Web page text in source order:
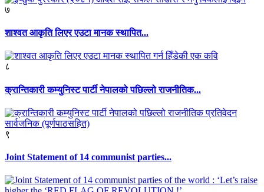
७
शाश्वत आकृति लिएर एउटा मानक स्थापित...
८
क्रान्तिकारी कम्युनिस्ट पार्टी नेपालको पछिल्लो राजनीतिक...
९
Joint Statement of 14 communist parties...